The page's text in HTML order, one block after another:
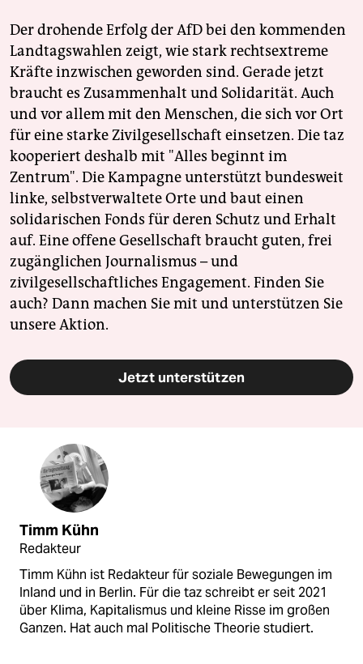
Der drohende Erfolg der AfD bei den kommenden
Landtagswahlen zeigt, wie stark rechtsextreme
Kräfte inzwischen geworden sind. Gerade jetzt
braucht es Zusammenhalt und Solidarität. Auch
und vor allem mit den Menschen, die sich vor Ort
für eine starke Zivilgesellschaft einsetzen. Die taz
kooperiert deshalb mit "Alles beginnt im
Zentrum". Die Kampagne unterstützt bundesweit
linke, selbstverwaltete Orte und baut einen
solidarischen Fonds für deren Schutz und Erhalt
auf. Eine offene Gesellschaft braucht guten, frei
zugänglichen Journalismus – und
zivilgesellschaftliches Engagement. Finden Sie
auch? Dann machen Sie mit und unterstützen Sie
unsere Aktion.
Jetzt unterstützen
Timm Kühn
Redakteur
Timm Kühn ist Redakteur für soziale Bewegungen im
Inland und in Berlin. Für die taz schreibt er seit 2021
über Klima, Kapitalismus und kleine Risse im großen
Ganzen. Hat auch mal Politische Theorie studiert.